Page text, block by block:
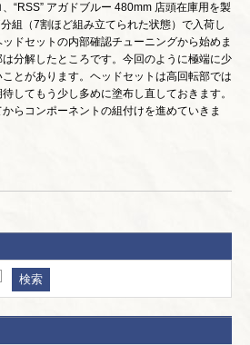
“RSS” アガドブルー 480mm 店頭在庫用を製
組（7割ほど組み立てられた状態）で入荷し
ドセットの内部確認チューニングから始めま
分解したところです。今回のように極端に少
とがあります。ヘッドセットは高回転部では
してもう少し多めに塗布し直しておきます。
らコンポーネントの組付けを進めていきま